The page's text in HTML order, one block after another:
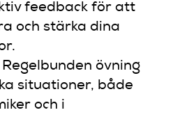
feedback för att
och stärka dina
Regelbunden övning
situationer, både
och i